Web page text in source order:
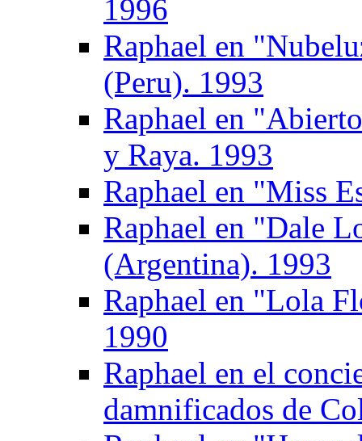
1996
Raphael en
(Peru). 1993
Raphael en
y Raya. 1993
Raphael en "Miss
Raphael en "Dale
(Argentina). 1993
Raphael en "Lola
1990
Raphael en el
damnificados de